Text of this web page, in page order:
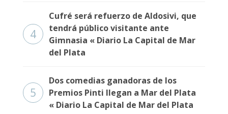
4
Cufré será refuerzo de Aldosivi, que
tendrá público visitante ante
Gimnasia « Diario La Capital de Mar
del Plata
5
Dos comedias ganadoras de los
Premios Pinti llegan a Mar del Plata
« Diario La Capital de Mar del Plata